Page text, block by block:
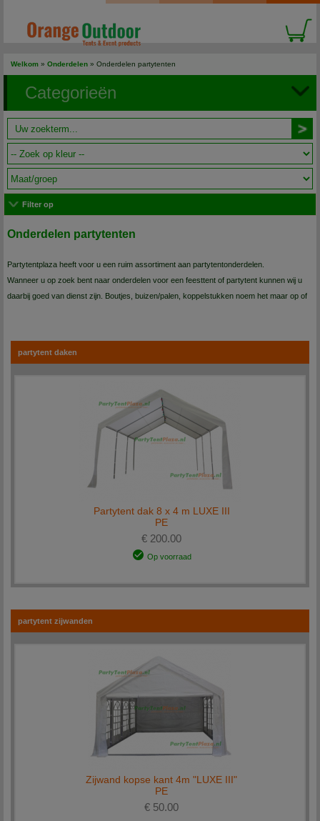
Welkom » Onderdelen » Onderdelen partytenten
Categorieën
Filter op
Onderdelen partytenten
Partytentplaza heeft voor u een ruim assortiment aan partytentonderdelen.
Wanneer u op zoek bent naar onderdelen voor een feesttent of partytent kunnen wij u
daarbij goed van dienst zijn. Boutjes, buizen/palen, koppelstukken noem het maar op of
Advies
partytent zijn wij u graag van dienst. Wij voorzien u graag van de juist informatie.
met ons opnemen.
partytent daken
Partytent dak 8 x 4 m LUXE III
PE
€ 200.00
Op voorraad
partytent zijwanden
Zijwand kopse kant 4m "LUXE III"
PE
€ 50.00